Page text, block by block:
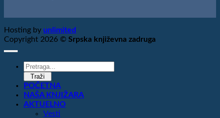
Hosting by unlimited
Copyright 2026 © Srpska književna zadruga
Products
search
Traži
POČETNA
NAŠA KNJIŽARA
AKTUELNO
Vesti